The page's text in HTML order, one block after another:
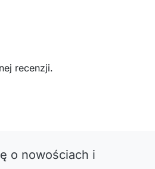
recenzji.
o nowościach i